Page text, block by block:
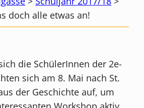
doch alle etwas an!
die SchülerInnen der 2e-
sich am 8. Mai nach St.
der Geschichte auf, um